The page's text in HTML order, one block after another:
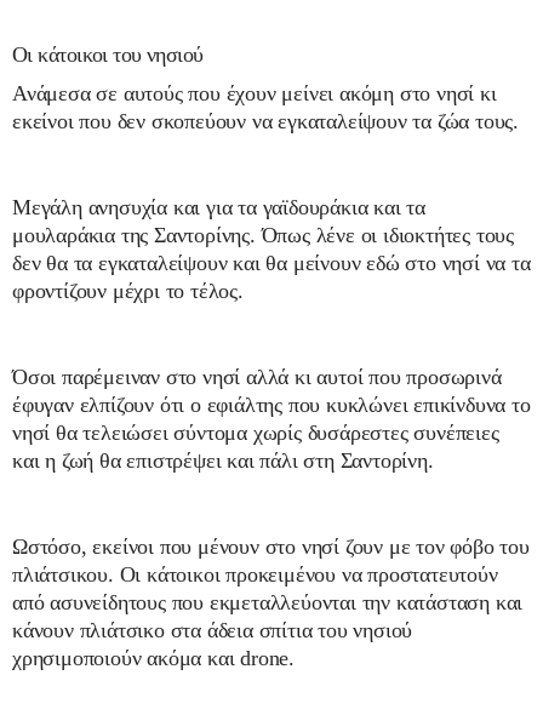
Οι κάτοικοι του νησιού
Ανάμεσα σε αυτούς που έχουν μείνει ακόμη στο νησί κι
εκείνοι που δεν σκοπεύουν να εγκαταλείψουν τα ζώα τους.
Μεγάλη ανησυχία και για τα γαϊδουράκια και τα
μουλαράκια της Σαντορίνης. Όπως λένε οι ιδιοκτήτες τους
δεν θα τα εγκαταλείψουν και θα μείνουν εδώ στο νησί να τα
φροντίζουν μέχρι το τέλος.
Όσοι παρέμειναν στο νησί αλλά κι αυτοί που προσωρινά
έφυγαν ελπίζουν ότι ο εφιάλτης που κυκλώνει επικίνδυνα το
νησί θα τελειώσει σύντομα χωρίς δυσάρεστες συνέπειες
και η ζωή θα επιστρέψει και πάλι στη Σαντορίνη.
Ωστόσο, εκείνοι που μένουν στο νησί ζουν με τον φόβο του
πλιάτσικου. Οι κάτοικοι προκειμένου να προστατευτούν
από ασυνείδητους που εκμεταλλεύονται την κατάσταση και
κάνουν πλιάτσικο στα άδεια σπίτια του νησιού
χρησιμοποιούν ακόμα και drone.